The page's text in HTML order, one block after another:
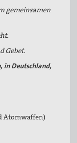
gemeinsamen
Gebet.
in Deutschland,
Atomwaffen)